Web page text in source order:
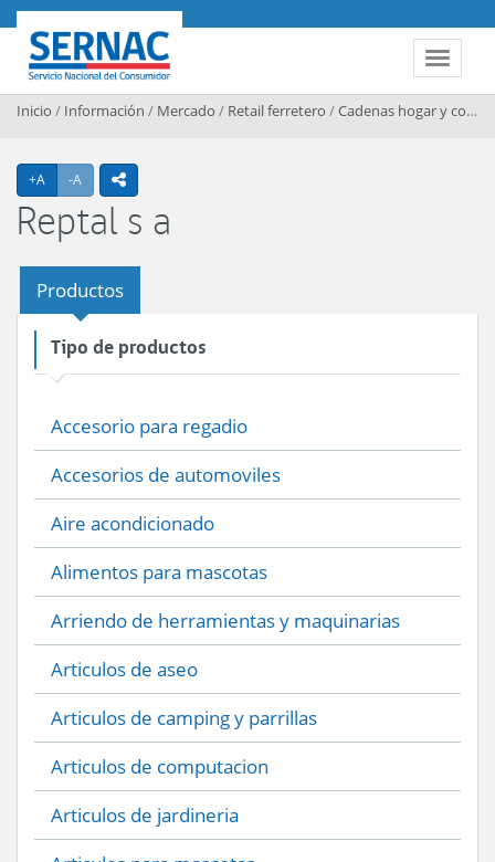
Contenido principal
Toggle
SERNAC
Inicio / Información / Mercado / Retail ferretero /Cadenas hogar y construccion
+A Agrandar texto
-A Achicar textoicono compartir
Reptal s a
Productos
Tipo de productos
Accesorio para regadio
Accesorios de automoviles
Aire acondicionado
Alimentos para mascotas
Arriendo de herramientas y maquinarias
Articulos de aseo
Articulos de camping y parrillas
Articulos de computacion
Articulos de jardineria